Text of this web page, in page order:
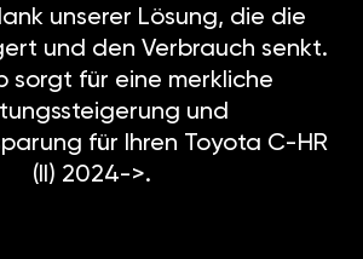
unserer Lösung, die die
und den Verbrauch senkt.
sorgt für eine merkliche
und
für Ihren Toyota C-HR
(II) 2024->.